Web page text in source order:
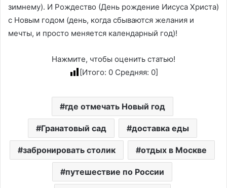
зимнему). И Рождество (День рождение Иисуса Христа)
с Новым годом (день, когда сбываются желания и
мечты, и просто меняется календарный год)!
Нажмите, чтобы оценить статью!
[Итого: 0Средняя: 0]
где отмечать Новый год
Гранатовый сад доставка еды
забронировать столик отдых в Москве
путешествие по России